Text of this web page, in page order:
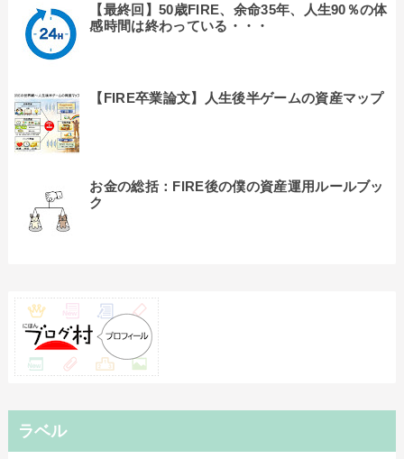
【最終回】50歳FIRE、余命35年、人生90％の体
感時間は終わっている・・・
【FIRE卒業論文】人生後半ゲームの資産マップ
お金の総括：FIRE後の僕の資産運用ルールブッ
ク
ラベル